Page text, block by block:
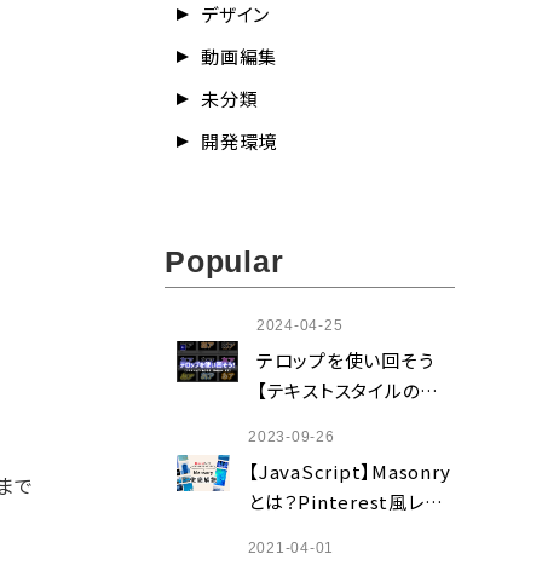
で
デザイン
動画編集
未分類
開発環境
Popular
2024-04-25
テロップを使い回そう
【テキストスタイルの保
2023-09-26
【JavaScript】Masonry
とは？Pinterest風レイ
2021-04-01